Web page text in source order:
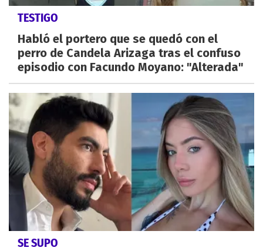
TESTIGO
Habló el portero que se quedó con el
perro de Candela Arizaga tras el confuso
episodio con Facundo Moyano: "Alterada"
SE SUPO